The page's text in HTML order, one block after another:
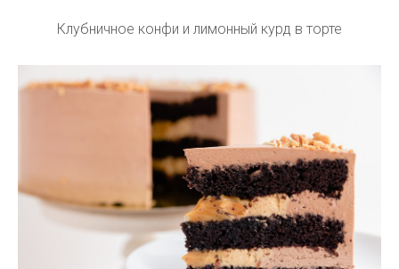
Клубничное конфи и лимонный курд в торте